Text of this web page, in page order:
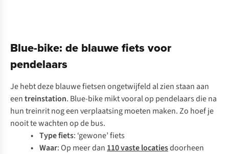
Blue-bike: de blauwe fiets voor
pendelaars
Je hebt deze blauwe fietsen ongetwijfeld al zien staan aan
eentreinstation. Blue-bike mikt vooral op pendelaars die na
hun treinrit nog een verplaatsing moeten maken. Zo hoef je
nooit te wachten op de bus.
• Type fiets: ‘gewone’ fiets
• Waar: Op meer dan 110 vaste locatiesdoorheen